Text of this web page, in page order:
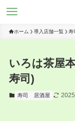
ホーム 導入店舗一覧 寿
いろは茶屋
寿司)
寿司 居酒屋